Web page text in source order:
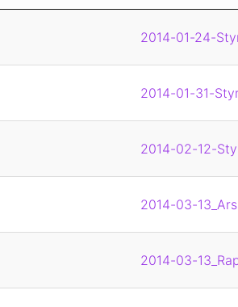
2014-01-24-
2014-01-31-
2014-02-12-
2014-03-
2014-03-